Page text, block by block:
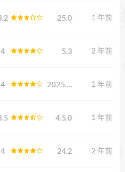
25.0 1 年前
4 5.3 2 年前
4 1 年前
4.5.0 1 年前
4 24.2 2 年前